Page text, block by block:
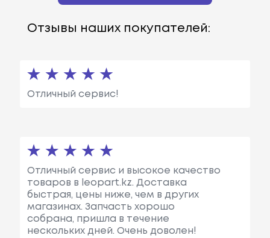
Отзывы наших покупателей:
Отличный сервис!
Отличный сервис и высокое качество
товаров в leopart.kz. Доставка
быстрая, цены ниже, чем в других
магазинах. Запчасть хорошо
собрана, пришла в течение
нескольких дней. Очень доволен!